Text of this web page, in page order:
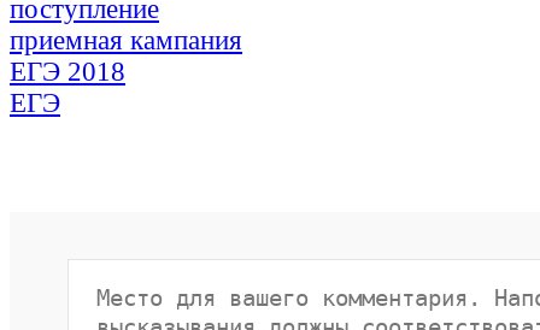
поступление
приемная кампания
ЕГЭ 2018
ЕГЭ